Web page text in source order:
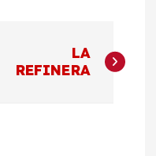
LA
REFINERA